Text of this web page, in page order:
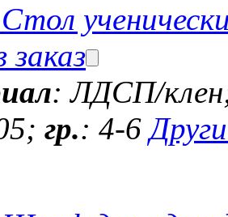
Стол
заказ
: ЛДСП/
гр.: 4-6